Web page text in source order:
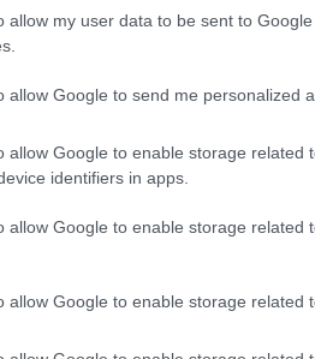
allow my user data to be sent to
allow Google to send me personalized
allow Google to enable storage related
identifiers in apps.
allow Google to enable storage related
allow Google to enable storage related